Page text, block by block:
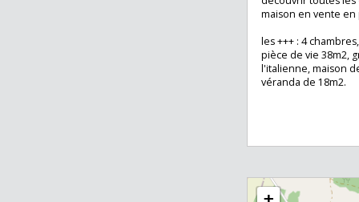
Le prix de vente
Votre agent du
découvrir toutes
maison en
l'italienne,